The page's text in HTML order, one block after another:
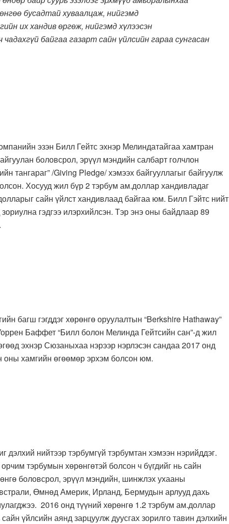
бусадтай хуваалцаж, нийгэмд
их хандив өргөж, нийгэмд хүлээсэн
байгаа газарт сайн үйлсийн гараа сунгасан
эзэн Билл Гейтс эхнэр Мелиндатайгаа хамтран
боловсрол, эрүүл мэндийн салбарт голчлон
тангараг” /Giving Pledge/ хэмээх байгууллагыг байгуулж
Хосууд жил бүр 2 тэрбум ам.доллар хандивладаг
сайн үйлст хандивлаад байгаа юм. Билл Гэйтс нийт
гэдгээ илэрхийлсэн. Тэр энэ оны байдлаар 89
багш гэгддэг хөрөнгө оруулалтын “Berkshire Hathaway”
Баффет “Билл болон Мелинда Гейтсийн сан”-д жил
эхнэр Сюзаныхаа нэрээр нэрлэсэн сандаа 2017 онд
оны хамгийн өгөөмөр эрхэм болсон юм.
дэлхий нийтээр тэрбумгүй тэрбумтан хэмээн нэрийддэг.
тэрбумын хөрөнгөтэй болсон ч бүгдийг нь сайн
боловсрол, эрүүл мэндийн, шинжлэх ухааны
Өмнөд Америк, Ирланд, Бермудын арлууд дахь
2016 онд түүний хөрөнгө 1.2 тэрбум ам.доллар
үйлсийн аянд зарцуулж дуусгах зорилго тавин дэлхийн